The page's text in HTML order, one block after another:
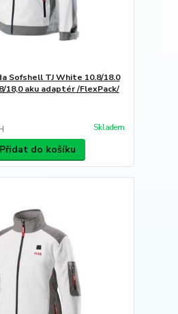
Sofshell TJ White 10.8/18.0
18,0 aku adaptér /FlexPack/
Skladem
Přidat do košíku